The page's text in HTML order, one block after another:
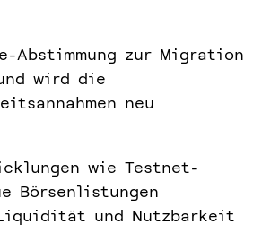
Abstimmung zur Migration
wird die
neu
wie Testnet-
Börsenlistungen
und Nutzbarkeit